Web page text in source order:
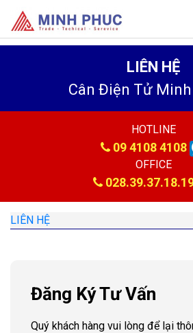
LIÊN HỆ
Cân Điện Tử Minh
HOTLINE
09 4108 4108
OFFICE
LIÊN HỆ
Đăng Ký Tư Vấn
Quý khách hàng vui lòng để lại